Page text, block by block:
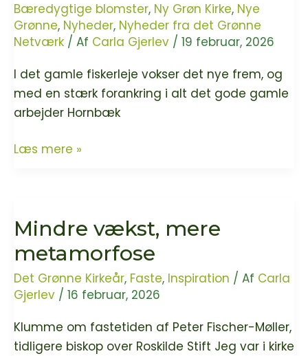
Bæredygtige blomster, Ny Grøn Kirke, Nye
Grønne, Nyheder, Nyheder fra det Grønne
Netværk / Af Carla Gjerlev / 19 februar, 2026
I det gamle fiskerleje vokser det nye frem, og
med en stærk forankring i alt det gode gamle
arbejder Hornbæk
Hornbæk
Grøn
Læs mere »
Mindre vækst, mere
metamorfose
Det Grønne Kirkeår, Faste, Inspiration / Af Carla
Gjerlev / 16 februar, 2026
Klumme om fastetiden af Peter Fischer-Møller,
tidligere biskop over Roskilde Stift Jeg var i kirke